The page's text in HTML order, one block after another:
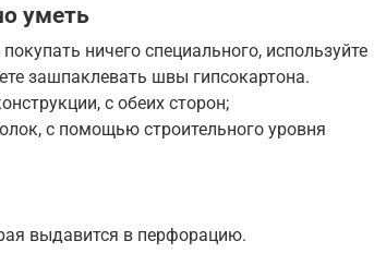
уметь
ничего специального, используйте
зашпаклевать швы гипсокартона.
с обеих сторон;
с помощью строительного уровня
выдавится в перфорацию.